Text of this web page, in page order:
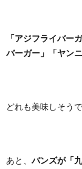
「アジフライバー
バーガー」「ヤン
どれも美味しそう
あと、 バンズが「